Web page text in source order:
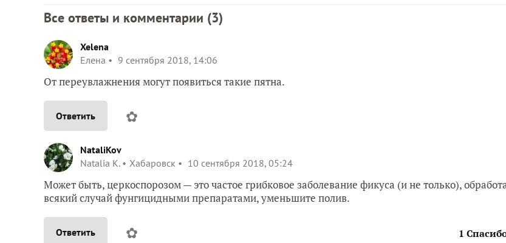
Все ответы и комментарии (3)
Xelena
Елена
9 сентября 2018, 14:06
От переувлажнения могут появиться такие пятна.
Ответить ✿
NataliKov
Natalia K.
Хабаровск 10 сентября 2018, 05:24
Может быть, церкоспорозом — это частое грибковое заболевание фикуса (и не только),
всякий случай фунгицидными препаратами, уменьшите полив.
Ответить ✿ 1